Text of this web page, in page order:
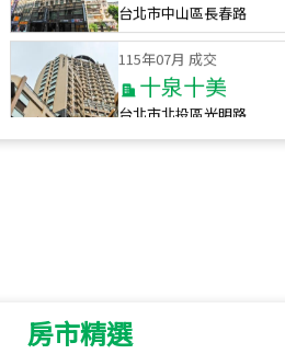
115年07月 成交
十泉十美
台北市北投區光明路
115
房市精選